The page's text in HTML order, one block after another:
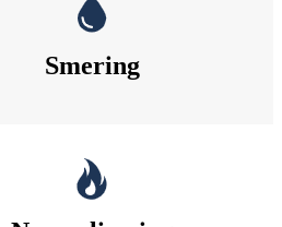
Smering